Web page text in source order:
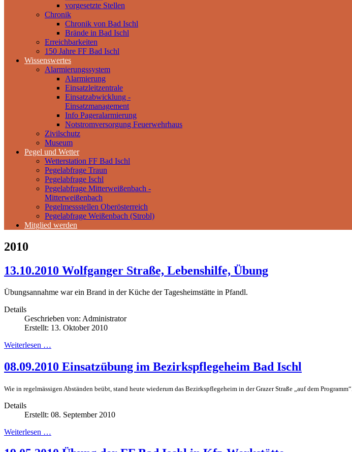
vorgesetzte Stellen
Chronik
Chronik von Bad Ischl
Brände in Bad Ischl
Erreichbarkeiten
150 Jahre FF Bad Ischl
Wissenswertes
Alarmierungssystem
Alarmierung
Einsatzleitzentrale
Einsatzabwicklung -
Einsatzmanagement
Info Pageralarmierung
Notstromversorgung Feuerwehrhaus
Zivilschutz
Museum
Pegel und Wetter
Wetterstation FF Bad Ischl
Pegelabfrage Traun
Pegelabfrage Ischl
Pegelabfrage Mitterweißenbach -
Mitterweißenbach
Pegelmessstellen Oberösterreich
Pegelabfrage Weißenbach (Strobl)
Mitglied werden
2010
13.10.2010 Wolfganger Straße, Lebenshilfe, Übung
Übungsannahme war ein Brand in der Küche der Tagesheimstätte in Pfandl.
Details
Geschrieben von: Administrator
Erstellt: 13. Oktober 2010
Weiterlesen …
08.09.2010 Einsatzübung im Bezirkspflegeheim Bad Ischl
Wie in regelmässigen Abständen beübt, stand heute wiederum das Bezirkspflegeheim in der Grazer Straße „auf dem Programm“.
Details
Erstellt: 08. September 2010
Weiterlesen …